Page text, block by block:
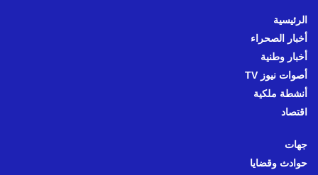
الرئيسية
أخبار الصحراء
أخبار وطنية
أصوات نيوز TV
أنشطة ملكية
اقتصاد
جهات
حوادث وقضايا